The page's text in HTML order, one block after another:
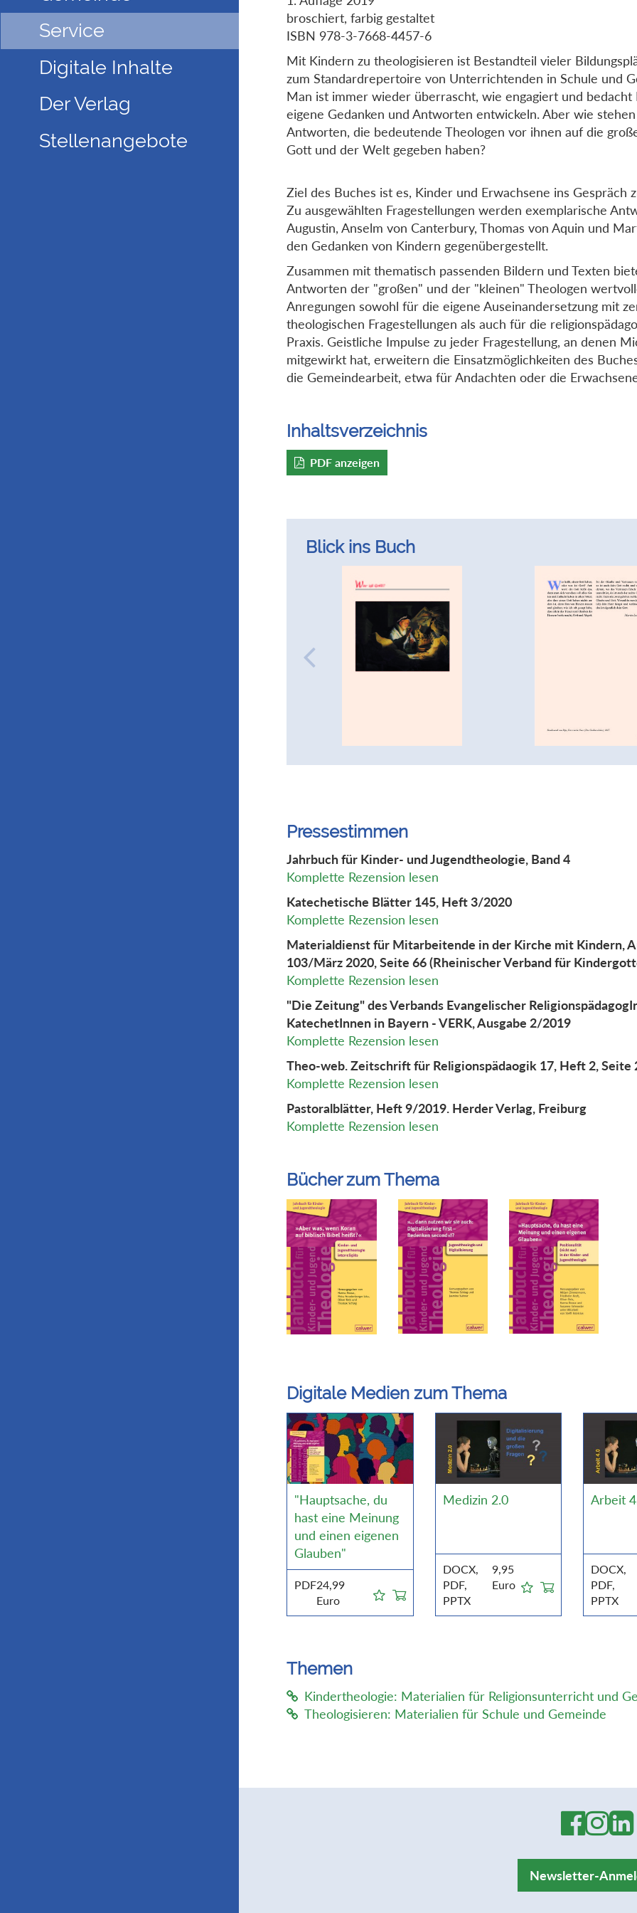
Service
Digitale Inhalte
Der Verlag
Stellenangebote
broschiert, farbig gestaltet
ISBN 978-3-7668-4457-6
Mit Kindern zu theologisieren ist Bestandteil vieler
zum Standardrepertoire von Unterrichtenden in Schule und
Man ist immer wieder überrascht, wie engagiert und bedacht
eigene Gedanken und Antworten entwickeln. Aber wie
Antworten, die bedeutende Theologen vor ihnen auf die
Gott und der Welt gegeben haben?
Ziel des Buches ist es, Kinder und Erwachsene ins Gespräch
Zu ausgewählten Fragestellungen werden exemplarische
Augustin, Anselm von Canterbury, Thomas von Aquin und
den Gedanken von Kindern gegenübergestellt.
Zusammen mit thematisch passenden Bildern und Texten
Antworten der "großen" und der "kleinen" Theologen
Anregungen sowohl für die eigene Auseinandersetzung mit
theologischen Fragestellungen als auch für die
Praxis. Geistliche Impulse zu jeder Fragestellung, an denen
mitgewirkt hat, erweitern die Einsatzmöglichkeiten des
die Gemeindearbeit, etwa für Andachten oder die
Inhaltsverzeichnis
PDF anzeigen
Blick ins Buch
Pressestimmen
Jahrbuch für Kinder- und Jugendtheologie, Band 4
Komplette Rezension lesen
Katechetische Blätter 145, Heft 3/2020
Komplette Rezension lesen
Materialdienst für Mitarbeitende in der Kirche mit Kindern,
103/März 2020, Seite 66 (Rheinischer Verband für
Komplette Rezension lesen
"Die Zeitung" des Verbands Evangelischer
KatechetInnen in Bayern - VERK, Ausgabe 2/2019
Komplette Rezension lesen
Theo-web. Zeitschrift für Religionspädaogik 17, Heft 2, Seite
Komplette Rezension lesen
Pastoralblätter, Heft 9/2019. Herder Verlag, Freiburg
Komplette Rezension lesen
Bücher zum Thema
Digitale Medien zum Thema
"Hauptsache, du
hast eine Meinung
und einen eigenen
Glauben"
PDF24,99
Euro
Medizin 2.0
DOCX,
PDF,
PPTX
9,95
Euro
Arbeit
DOCX,
PDF,
PPTX
Themen
Kindertheologie: Materialien für Religionsunterricht und
Theologisieren: Materialien für Schule und Gemeinde
Newsletter-